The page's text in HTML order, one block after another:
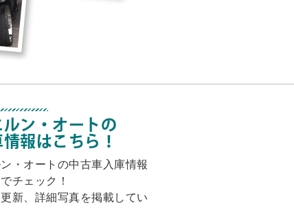
ルン・オートの
報はこちら！
・オートの中古車入庫情報
チェック！
新、詳細写真を掲載してい